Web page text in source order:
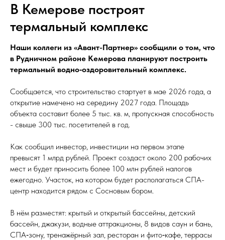
В Кемерове построят
термальный комплекс
Наши коллеги из «Авант-Партнер» сообщили о том, что
в Рудничном районе Кемерова планируют построить
термальный водно‑оздоровительный комплекс.
Сообщается, что строительство стартует в мае 2026 года, а
открытие намечено на середину 2027 года. Площадь
объекта составит более 5 тыс. кв. м, пропускная способность
- свыше 300 тыс. посетителей в год.
Как сообщил инвестор, инвестиции на первом этапе
превысят 1 млрд рублей. Проект создаст около 200 рабочих
мест и будет приносить более 100 млн рублей налогов
ежегодно. Участок, на котором будет располагаться СПА-
центр находится рядом с Сосновым бором.
В нём разместят: крытый и открытый бассейны, детский
бассейн, джакузи, водные аттракционы, 8 видов саун и бань,
СПА‑зону, тренажёрный зал, ресторан и фито‑кафе, террасы